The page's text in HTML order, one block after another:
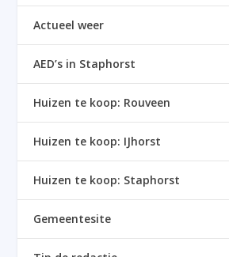
Actueel weer
AED’s in Staphorst
Huizen te koop: Rouveen
Huizen te koop: IJhorst
Huizen te koop: Staphorst
Gemeentesite